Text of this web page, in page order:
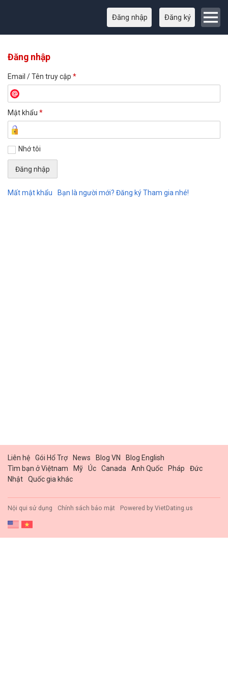
Đăng nhập Đăng ký
Đăng nhập
Email / Tên truy cập *
Mật khẩu *
Nhớ tôi
Mất mật khẩu Bạn là người mới? Đăng ký Tham gia nhé!
Liên hệ Gói Hổ Trợ News Blog VN
Blog English
Tìm bạn ở Việtnam
Mỹ Úc Canada Anh Quốc Pháp
Đức
Nhật
Quốc gia khác
Nội qui sử dụng Chính sách bảo mật Powered by VietDating.us